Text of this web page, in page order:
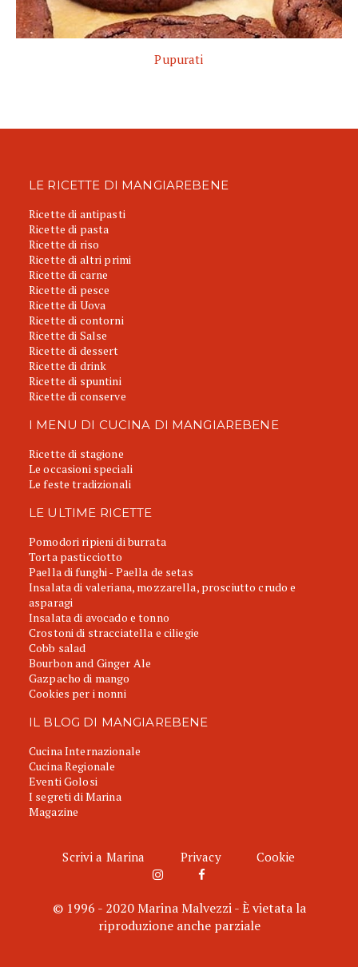
Pupurati
LE RICETTE DI MANGIAREBENE
Ricette di antipasti
Ricette di pasta
Ricette di riso
Ricette di altri primi
Ricette di carne
Ricette di pesce
Ricette di Uova
Ricette di contorni
Ricette di Salse
Ricette di dessert
Ricette di drink
Ricette di spuntini
Ricette di conserve
I MENU DI CUCINA DI MANGIAREBENE
Ricette di stagione
Le occasioni speciali
Le feste tradizionali
LE ULTIME RICETTE
Pomodori ripieni di burrata
Torta pasticciotto
Paella di funghi - Paella de setas
Insalata di valeriana, mozzarella, prosciutto crudo e
asparagi
Insalata di avocado e tonno
Crostoni di stracciatella e ciliegie
Cobb salad
Bourbon and Ginger Ale
Gazpacho di mango
Cookies per i nonni
IL BLOG DI MANGIAREBENE
Cucina Internazionale
Cucina Regionale
Eventi Golosi
I segreti di Marina
Magazine
Scrivi a Marina Privacy Cookie
© 1996 - 2020 Marina Malvezzi - È vietata la
riproduzione anche parziale